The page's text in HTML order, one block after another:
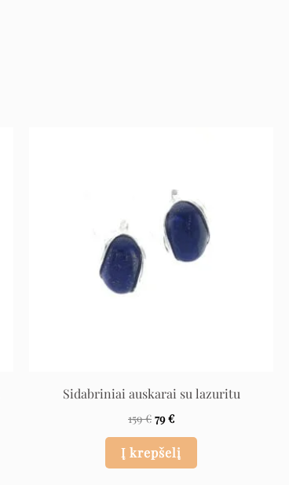
Sidabriniai auskarai su lazuritu
159€ 79€
Į krepšelį